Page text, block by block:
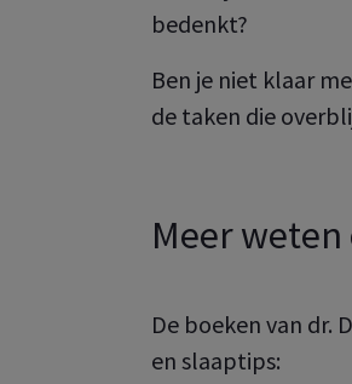
gezondheidsverzekeringen
bedenkt?
Ben je niet klaar
de taken die
Meer
De boeken van dr.
en slaaptips: